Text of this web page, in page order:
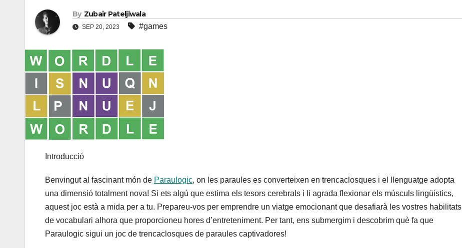
By Zubair Pateljiwala
SEP 20, 2023 #games
Introducció
Benvingut al fascinant món de Paraulogic, on les paraules es converteixen en trencaclosques i el llenguatge adopta
una dimensió totalment nova! Si ets algú que estima els tesors cerebrals i li agrada flexionar els músculs lingüístics,
aquest joc està a mida per a tu. Prepareu-vos per emprendre un viatge emocionant que desafiarà les vostres habilitats
de vocabulari alhora que proporcioneu hores d’entreteniment. Per tant, ens submergim i descobrim què fa que
Paraulogic sigui un joc de trencaclosques de paraules captivadores!